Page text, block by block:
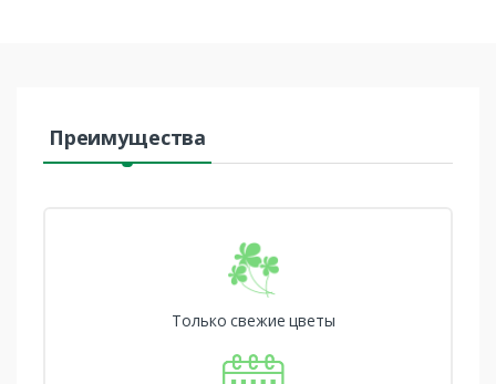
Преимущества
Только свежие цветы